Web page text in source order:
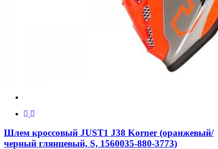
Шлем кроссовый JUST1 J38 Korner (оранжевый/
черный глянцевый, S, 1560035-880-3773)